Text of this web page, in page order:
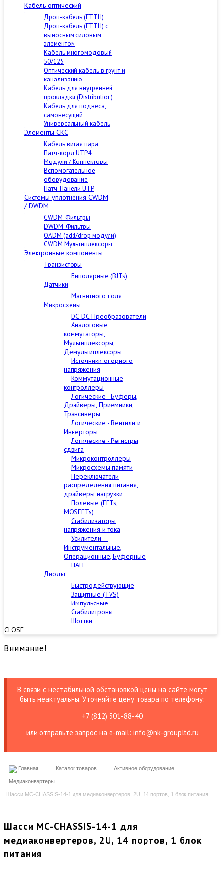
Кабель оптический
Дроп-кабель (FTTH)
Дроп-кабель (FTTH) с
выносным силовым
элементом
Кабель многомодовый
50/125
Оптический кабель в грунт и
канализацию
Кабель для внутренней
прокладки (Distribution)
Кабель для подвеса,
самонесущий
Универсальный кабель
Элементы СКС
Кабель витая пара
Патч-корд UTP4
Модули / Коннекторы
Вспомогательное
оборудование
Патч-Панели UTP
Cистемы уплотнения CWDM
/ DWDM
CWDM-Фильтры
DWDM-Фильтры
OADM (add/drop модули)
CWDM Мультиплексоры
Электронные компоненты
Транзисторы
Биполярные (BJTs)
Датчики
Магнитного поля
Микросхемы
DC-DC Преобразователи
Аналоговые
коммутаторы,
Мультиплексоры,
Демультиплексоры
Источники опорного
напряжения
Коммутационные
контроллеры
Логические - Буферы,
Драйверы, Приемники,
Трансиверы
Логические - Вентили и
Инверторы
Логические - Регистры
сдвига
Микроконтроллеры
Микросхемы памяти
Переключатели
распределения питания,
драйверы нагрузки
Полевые (FETs,
MOSFETs)
Стабилизаторы
напряжения и тока
Усилители –
Инструментальные,
Операционные, Буферные
ЦАП
Диоды
Быстродействующие
Защитные (TVS)
Импульсные
Стабилитроны
Шоттки
CLOSE
Внимание!
В связи с нестабильной обстановкой цены на сайте могут
быть неактуальны. Уточняйте цену товара по телефону:
+7 (812) 501-88-40
или отправьте запрос на е-mail: info@nk-groupltd.ru
Главная Каталог товаров Активное оборудование
Медиаконвертеры
Шасси MC-CHASSIS-14-1 для медиаконвертеров, 2U, 14 портов, 1 блок питания
Шасси MC-CHASSIS-14-1 для
медиаконвертеров, 2U, 14 портов, 1 блок
питания